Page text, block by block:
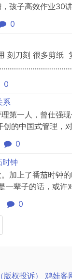
孩子高效作业30
解孩子作业心态
地陪伴和支持孩子
是孩子高效...
0
刻刀刻 很多剪纸
0
系
第一人，曾仕强
的中国式管理，
响是革命性的；
发、化腐朽为神
当之无愧的...
0
时钟
加上了番茄时钟
辈子的话，或许
0
权投诉） 鸡娃客